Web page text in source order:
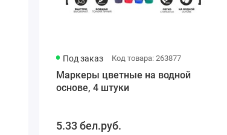
Под заказ Код товара: 263877
Маркеры цветные на водной
основе, 4 штуки
5.33 бел.руб.